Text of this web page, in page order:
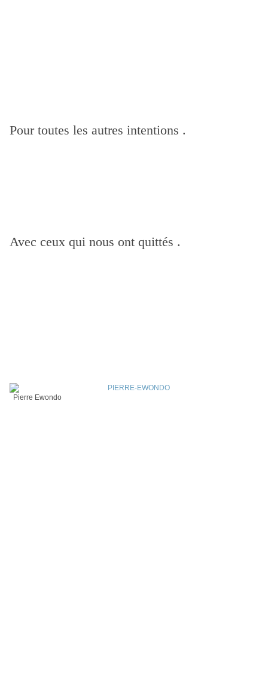
Pour toutes les autres intentions .
Avec ceux qui nous ont quittés .
Pierre Ewondo